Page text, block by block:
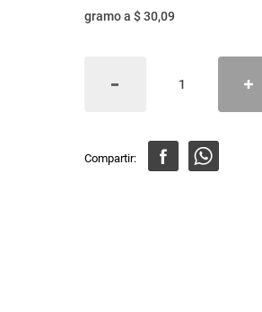
gramoa $ 30,09